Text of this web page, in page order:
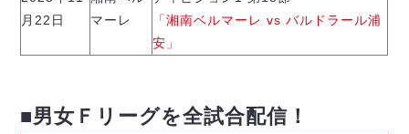
デウソン神戸
ポルセイド浜田
ミラクルスマイル新居浜
月22日
マーレ
「湘南ベルマーレ vs バルドラール浦
安」
■男女Ｆリーグを全試合配信！